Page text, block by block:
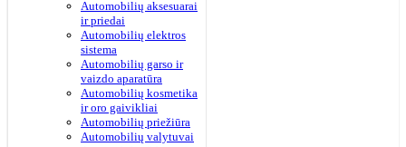
Automobilių aksesuarai
ir priedai
Automobilių elektros
sistema
Automobilių garso ir
vaizdo aparatūra
Automobilių kosmetika
ir oro gaivikliai
Automobilių priežiūra
Automobilių valytuvai